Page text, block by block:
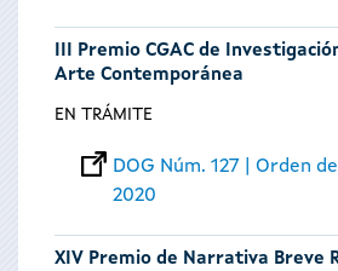
III Premio CGAC de
Arte Contemporánea
EN TRÁMITE
DOG Núm. 127 | Orden
2020
XIV Premio de Narrativa Breve